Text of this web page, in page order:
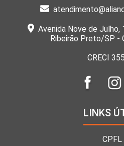
Avenida Nove de Julho,
Ribeirão Preto/SP -
CRECI
LINKS
CPFL